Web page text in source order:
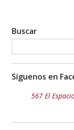
Buscar
Síguenos en
567 El